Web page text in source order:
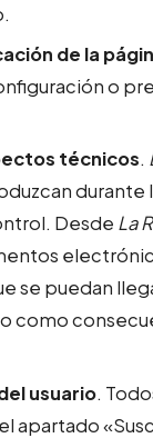
de la
o
técnicos.
Desde La
se puedan
como
usuario.
apartado